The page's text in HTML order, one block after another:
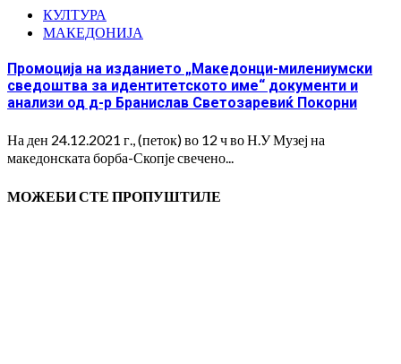
КУЛТУРА
МАКЕДОНИЈА
Промоција на изданието „Македонци-милениумски
сведоштва за идентитетското име“ документи и
анализи од д-р Бранислав Светозаревиќ Покорни
На ден 24.12.2021 г., (петок) во 12 ч во Н.У Музеј на
македонската борба-Скопје свечено...
МОЖЕБИ СТЕ ПРОПУШТИЛЕ